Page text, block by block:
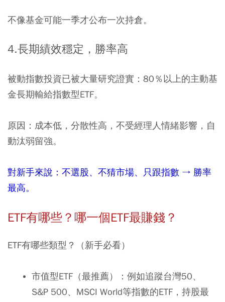
不像基金可能一季才公布一次持倉。
4.長期績效穩定，勝率高
被動指數投資已被大量研究證實： 80％以上的主動基
金長期輸給指數型ETF。
原因：成本低，分散性高，不受經理人情緒影響，自
動汰弱留強。
對新手來說：不選股、不猜市場、只跟指數 → 勝率
最高。
ETF有哪些？哪一個ETF最賺錢？
ETF有哪些類型？（新手必看）
市值型ETF（最推薦）：例如追蹤台灣50、
S&P 500、MSCI World等指數的ETF，持股最